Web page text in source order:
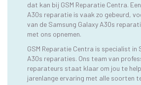
dat kan bij GSM Reparatie Centra.
A30s reparatie is vaak zo gebeurd,
van de Samsung Galaxy A30s
met ons opnemen.
GSM Reparatie Centra is specialist in
A30s reparaties. Ons team van
reparateurs staat klaar om jou te
jarenlange ervaring met alle soorten